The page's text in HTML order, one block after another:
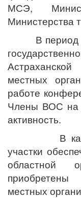
МСЭ,
Министерства
В период
местных
работе
Члены ВОС на
активность.
В каждом
участки
областной
местных